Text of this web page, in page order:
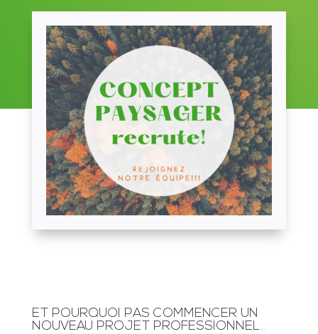
ET POURQUOI PAS COMMENCER UN
NOUVEAU PROJET PROFESSIONNEL…